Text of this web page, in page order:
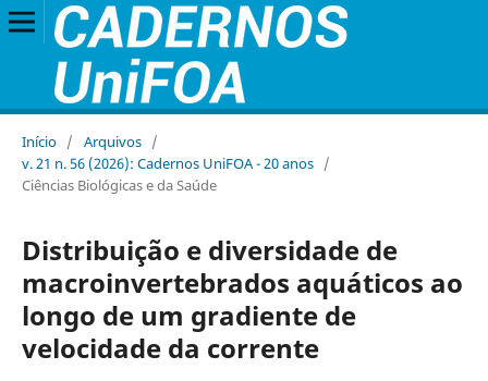
Início / Arquivos /
v. 21 n. 56 (2026): Cadernos UniFOA - 20 anos /
Ciências Biológicas e da Saúde
Distribuição e diversidade de
macroinvertebrados aquáticos ao
longo de um gradiente de
velocidade da corrente